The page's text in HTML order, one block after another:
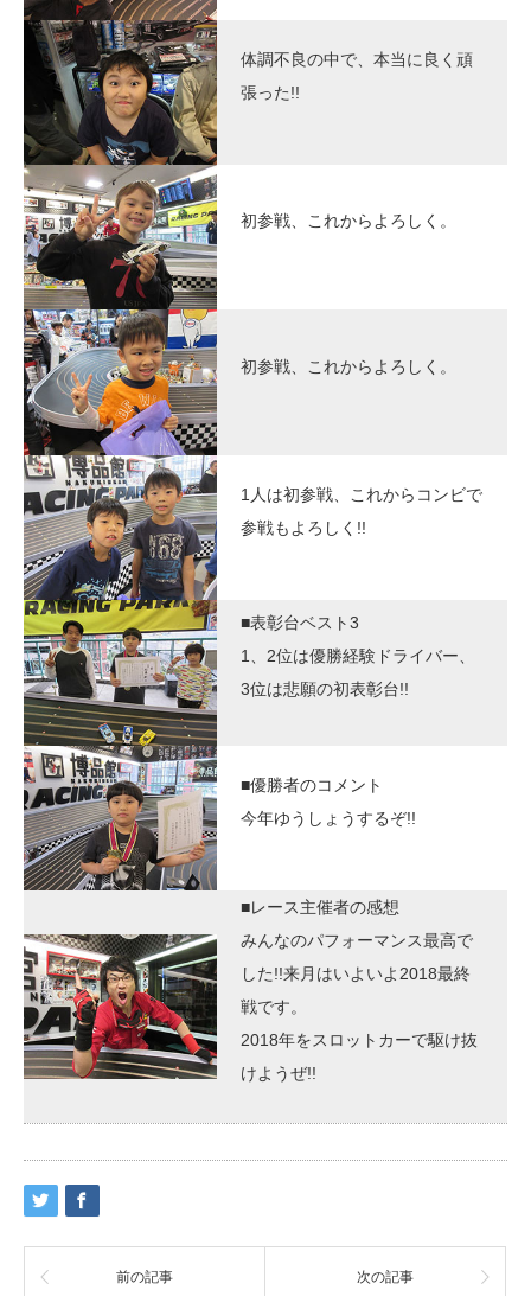
体調不良の中で、本当に良く頑
張った!!
初参戦、これからよろしく。
初参戦、これからよろしく。
1人は初参戦、これからコンビで
参戦もよろしく!!
■表彰台ベスト3
1、2位は優勝経験ドライバー、
3位は悲願の初表彰台!!
■優勝者のコメント
今年ゆうしょうするぞ!!
■レース主催者の感想
みんなのパフォーマンス最高で
した!!来月はいよいよ2018最終
戦です。
2018年をスロットカーで駆け抜
けようぜ!!
前の記事 次の記事